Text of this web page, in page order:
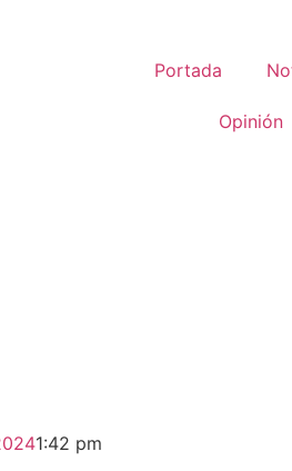
Portada
Opinión
1:42 pm